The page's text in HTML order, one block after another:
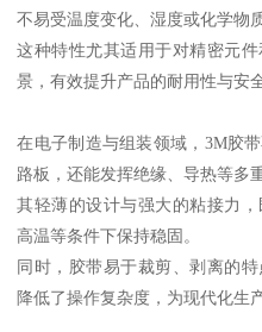
不易受温度变化、湿度或化学物
这种特性尤其适用于对精密元
景，有效提升产品的耐用性与安
在电子制造与组装领域，3M胶
路板，还能发挥绝缘、导热等多
其轻薄的设计与强大的粘接力
高温等条件下保持稳固。
同时，胶带易于裁剪、剥离的
降低了操作复杂度，为现代化生